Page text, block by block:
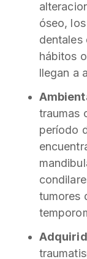
óseo,
dentales
hábitos
llegan a
traumas
período
tumores